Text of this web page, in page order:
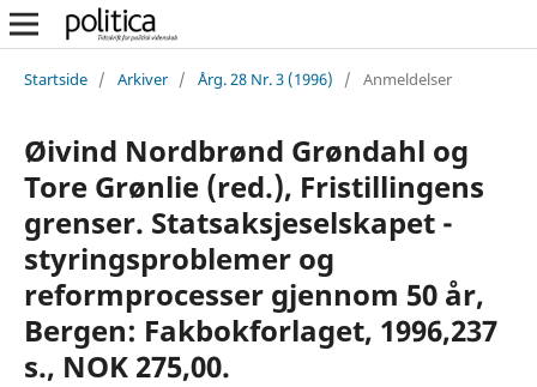
Startside / Arkiver / Årg. 28 Nr. 3 (1996) / Anmeldelser
Øivind Nordbrønd Grøndahl og
Tore Grønlie (red.), Fristillingens
grenser. Statsaksjeselskapet -
styringsproblemer og
reformprocesser gjennom 50 år,
Bergen: Fakbokforlaget, 1996,237
s., NOK 275,00.